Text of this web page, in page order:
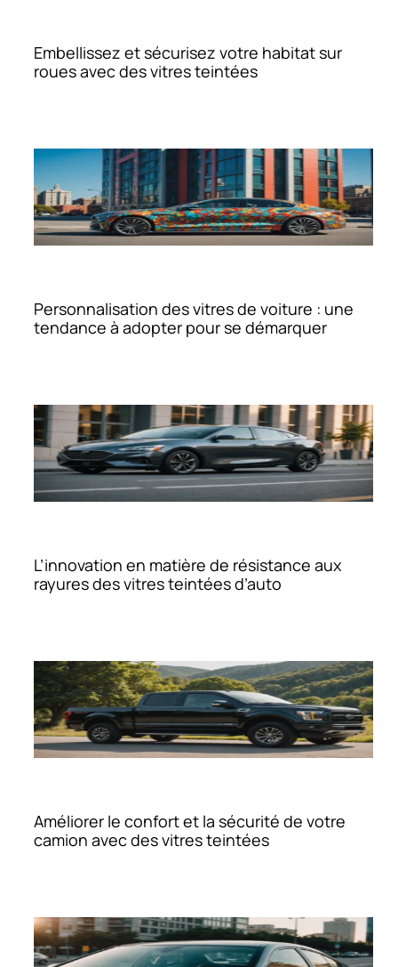
Embellissez et sécurisez votre habitat sur
roues avec des vitres teintées
Personnalisation des vitres de voiture : une
tendance à adopter pour se démarquer
L’innovation en matière de résistance aux
rayures des vitres teintées d’auto
Améliorer le confort et la sécurité de votre
camion avec des vitres teintées